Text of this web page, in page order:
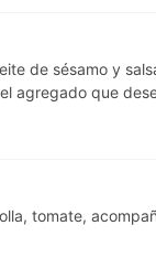
de sésamo y
agregado que
tomate,